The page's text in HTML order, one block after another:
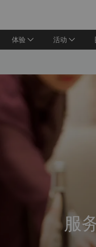
体验 活动
服